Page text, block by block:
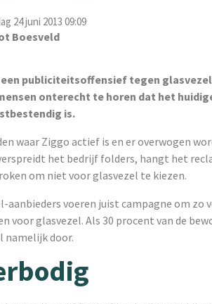
24 juni 2013 09:09
Boesveld
publiciteitsoffensief tegen
onterecht te horen dat het
is.
waar Ziggo actief is en er overwogen
het bedrijf folders, hangt het
om niet voor glasvezel te kiezen.
aanbieders voeren juist campagne om
voor glasvezel. Als 30 procent van de
namelijk door.